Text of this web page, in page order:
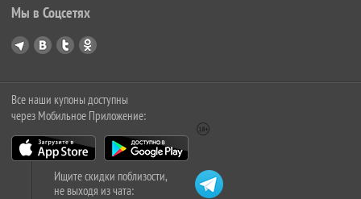
Мы в Соцсетях
Все наши купоны доступны
через Мобильное Приложение:
Ищите скидки поблизости,
не выходя из чата: